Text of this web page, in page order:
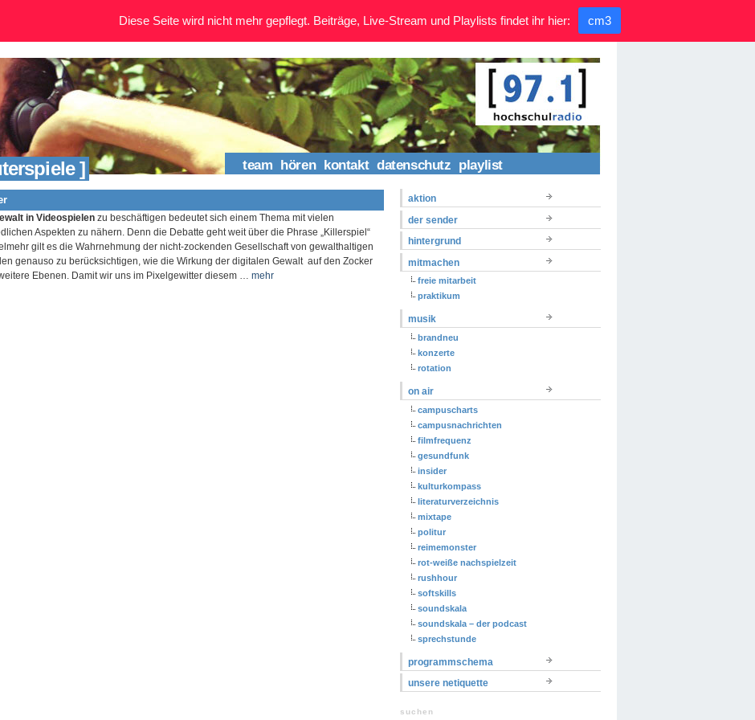
] team hören kontakt datenschutz playlist
in Videospielen zu beschäftigen bedeutet sich einem Thema mit vielen
Aspekten zu nähern. Denn die Debatte geht weit über die Phrase „Killerspiel“
gilt es die Wahrnehmung der nicht-zockenden Gesellschaft von gewalthaltigen
genauso zu berücksichtigen, wie die Wirkung der digitalen Gewalt auf den Zocker
Ebenen. Damit wir uns im Pixelgewitter diesem … mehr
aktion
der sender
hintergrund
mitmachen
freie mitarbeit
praktikum
musik
brandneu
konzerte
rotation
on air
campuscharts
campusnachrichten
filmfrequenz
gesundfunk
insider
kulturkompass
literaturverzeichnis
mixtape
politur
reimemonster
rot-weiße nachspielzeit
rushhour
softskills
soundskala
soundskala – der podcast
sprechstunde
programmschema
unsere netiquette
suchen
Diese Seite wird nicht mehr gepflegt. Beiträge, Live-Stream und Playlists findet ihr hier: cm3